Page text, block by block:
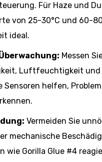
Für Haze und
von 25-30°C und 60-
ideal.
Messen
Luftfeuchtigkeit und
Sensoren helfen,
Vermeiden Sie
mechanische
wie Gorilla Glue #4